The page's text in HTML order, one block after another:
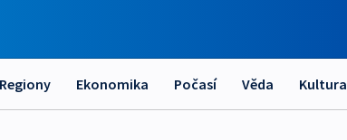
Regiony Ekonomika Počasí Věda Kultura